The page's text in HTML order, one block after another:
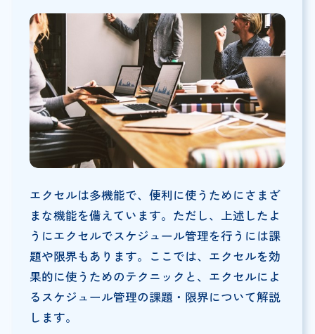
エクセルは多機能で、便利に使うためにさまざ
まな機能を備えています。ただし、上述したよ
うにエクセルでスケジュール管理を行うには課
題や限界もあります。ここでは、エクセルを効
果的に使うためのテクニックと、エクセルによ
るスケジュール管理の課題・限界について解説
します。